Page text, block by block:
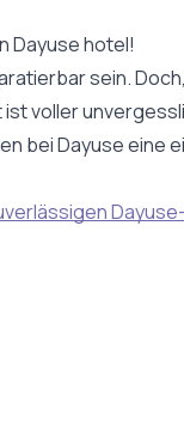
Dayuse hotel!
sein.
voller
bei Dayuse eine